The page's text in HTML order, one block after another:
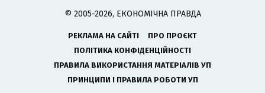
© 2005-2026, ЕКОНОМІЧНА ПРАВДА
РЕКЛАМА НА САЙТІ
ПРО ПРОЄКТ
ПОЛІТИКА КОНФІДЕНЦІЙНОСТІ
ПРАВИЛА ВИКОРИСТАННЯ МАТЕРІАЛІВ УП
ПРИНЦИПИ І ПРАВИЛА РОБОТИ УП